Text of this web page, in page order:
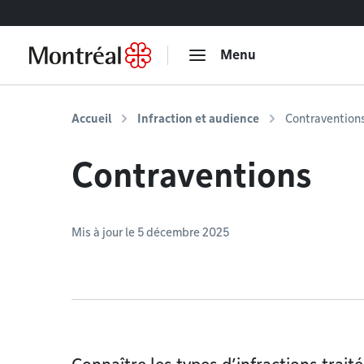
Menu
Accueil Infraction et audience
Contraventions
Mis à jour le 5 décembre 2025